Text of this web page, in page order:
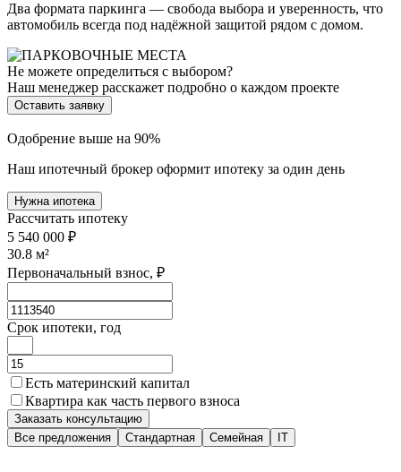
Два формата паркинга — свобода выбора и уверенность, что
автомобиль всегда под надёжной защитой рядом с домом.
Не можете определиться с выбором?
Наш менеджер расскажет подробно о каждом проекте
Оставить заявку
Одобрение выше на 90%
Наш ипотечный брокер оформит ипотеку за один день
Нужна ипотека
Рассчитать ипотеку
5 540 000 ₽
30.8 м²
Первоначальный взнос, ₽
Срок ипотеки, год
Есть материнский капитал
Квартира как часть первого взноса
Заказать консультацию
Все предложения
Стандартная Семейная IT